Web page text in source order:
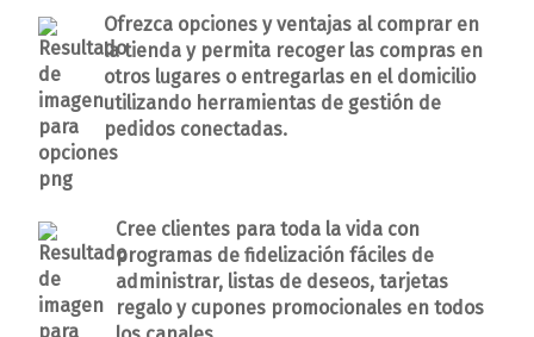
Ofrezca opciones y ventajas al comprar en
la tienda y permita recoger las compras en
otros lugares o entregarlas en el domicilio
utilizando herramientas de gestión de
pedidos conectadas.
Cree clientes para toda la vida con
programas de fidelización fáciles de
administrar, listas de deseos, tarjetas
regalo y cupones promocionales en todos